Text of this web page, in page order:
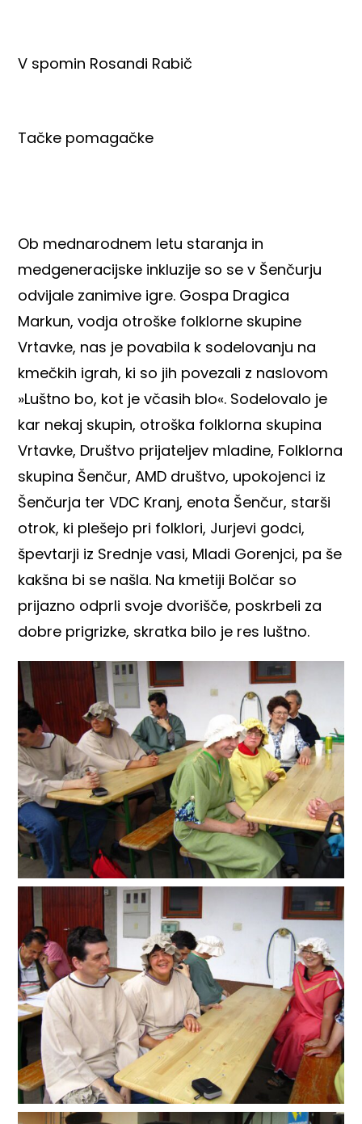
V spomin Rosandi Rabič
Tačke pomagačke
Ob mednarodnem letu staranja in
medgeneracijske inkluzije so se v Šenčurju
odvijale zanimive igre. Gospa Dragica
Markun, vodja otroške folklorne skupine
Vrtavke, nas je povabila k sodelovanju na
kmečkih igrah, ki so jih povezali z naslovom
»Luštno bo, kot je včasih blo«. Sodelovalo je
kar nekaj skupin, otroška folklorna skupina
Vrtavke, Društvo prijateljev mladine, Folklorna
skupina Šenčur, AMD društvo, upokojenci iz
Šenčurja ter VDC Kranj, enota Šenčur, starši
otrok, ki plešejo pri folklori, Jurjevi godci,
špevtarji iz Srednje vasi, Mladi Gorenjci, pa še
kakšna bi se našla. Na kmetiji Bolčar so
prijazno odprli svoje dvorišče, poskrbeli za
dobre prigrizke, skratka bilo je res luštno.